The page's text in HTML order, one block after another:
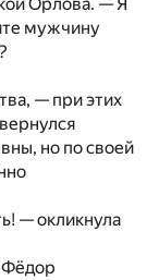
Орлова. — Я
мужчину
— при этих
но по своей
— окликнула